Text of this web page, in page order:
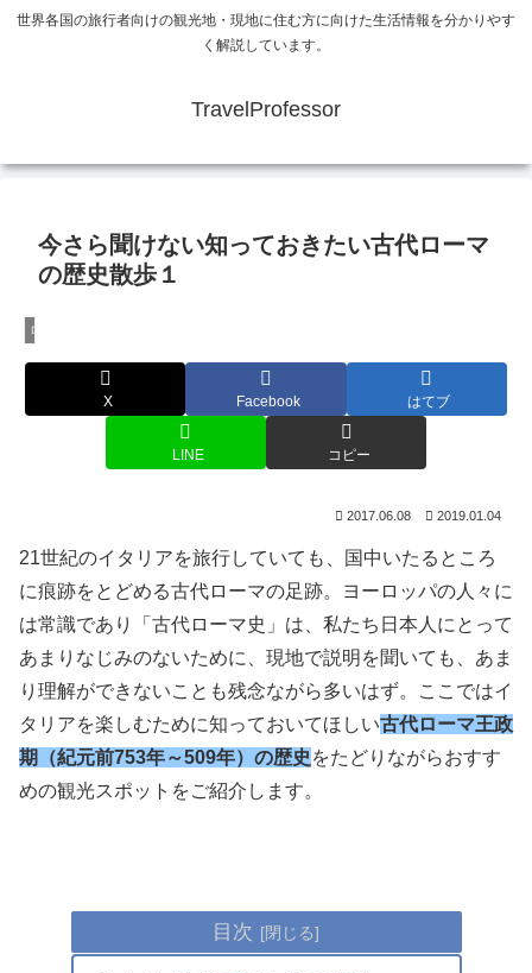
世界各国の旅行者向けの観光地・現地に住む方に向けた生活情報を分かりやす
く解説しています。
TravelProfessor
今さら聞けない知っておきたい古代ローマ
の歴史散歩１
ローマ
X Facebook はてブ
LINE コピー
2017.06.08 2019.01.04
21世紀のイタリアを旅行していても、国中いたるところ
に痕跡をとどめる古代ローマの足跡。ヨーロッパの人々に
は常識であり「古代ローマ史」は、私たち日本人にとって
あまりなじみのないために、現地で説明を聞いても、あま
り理解ができないことも残念ながら多いはず。ここではイ
タリアを楽しむために知っておいてほしい古代ローマ王政
期（紀元前753年～509年）の歴史 をたどりながらおすす
めの観光スポットをご紹介します。
目次